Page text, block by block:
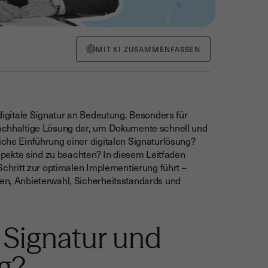
MIT KI ZUSAMMENFASSEN
Signatur an Bedeutung. Besonders für
Lösung dar, um Dokumente schnell und
Einführung einer digitalen Signaturlösung?
sind zu beachten? In diesem Leitfaden
zur optimalen Implementierung führt –
Anbieterwahl, Sicherheitsstandards und
und